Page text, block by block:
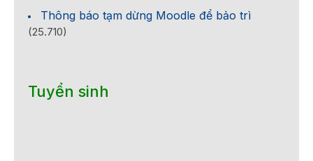
Thông báo tạm dừng Moodle để bảo trì
(25.710)
Tuyển sinh